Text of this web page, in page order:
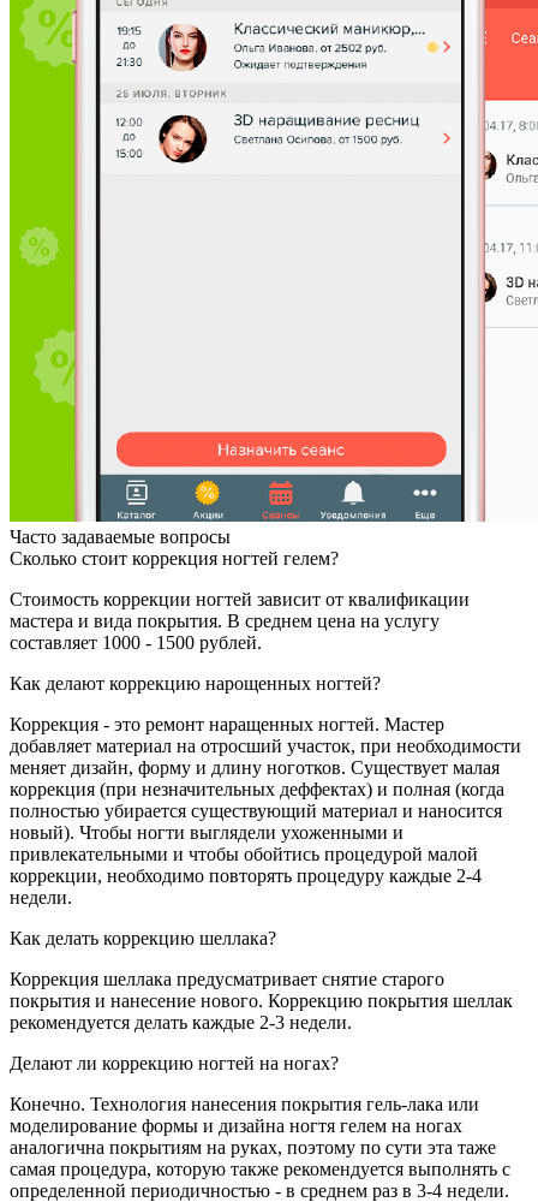
Часто задаваемые вопросы
Сколько стоит коррекция ногтей гелем?
Стоимость коррекции ногтей зависит от квалификации
мастера и вида покрытия. В среднем цена на услугу
составляет 1000 - 1500 рублей.
Как делают коррекцию нарощенных ногтей?
Коррекция - это ремонт наращенных ногтей. Мастер
добавляет материал на отросший участок, при необходимости
меняет дизайн, форму и длину ноготков. Существует малая
коррекция (при незначительных деффектах) и полная (когда
полностью убирается существующий материал и наносится
новый). Чтобы ногти выглядели ухоженными и
привлекательными и чтобы обойтись процедурой малой
коррекции, необходимо повторять процедуру каждые 2-4
недели.
Как делать коррекцию шеллака?
Коррекция шеллака предусматривает снятие старого
покрытия и нанесение нового. Коррекцию покрытия шеллак
рекомендуется делать каждые 2-3 недели.
Делают ли коррекцию ногтей на ногах?
Конечно. Технология нанесения покрытия гель-лака или
моделирование формы и дизайна ногтя гелем на ногах
аналогична покрытиям на руках, поэтому по сути эта таже
самая процедура, которую также рекомендуется выполнять с
определенной периодичностью - в среднем раз в 3-4 недели.